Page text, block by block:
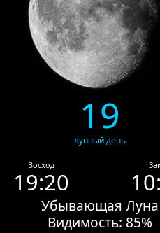
19
лунный день
Восход
19:20
Убывающая Луна
Видимость: 85%